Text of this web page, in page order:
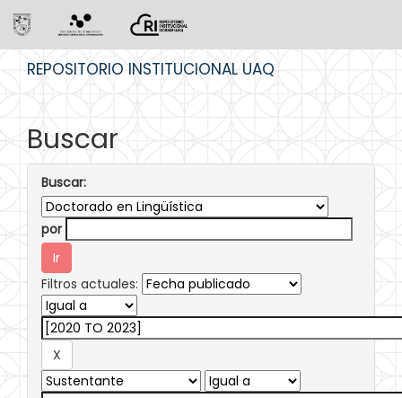
REPOSITORIO INSTITUCIONAL UAQ
Buscar
Buscar:
por
Filtros actuales: